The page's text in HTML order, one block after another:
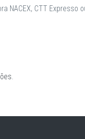
NACEX, CTT
.